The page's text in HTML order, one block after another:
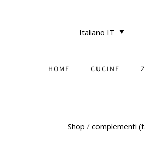
Italiano IT
HOME CUCINE
Shop /complementi